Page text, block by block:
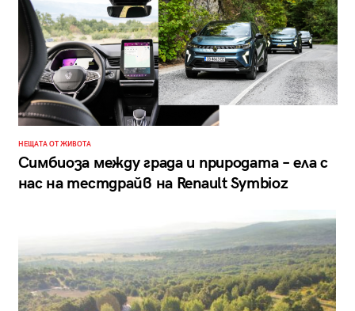
НЕЩАТА ОТ ЖИВОТА
Симбиоза между града и природата – ела с
нас на тестдрайв на Renault Symbioz